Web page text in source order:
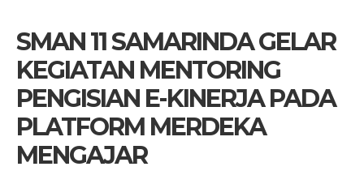
SMAN 11 SAMARINDA GELAR
KEGIATAN MENTORING
PENGISIAN E-KINERJA PADA
PLATFORM MERDEKA
MENGAJAR